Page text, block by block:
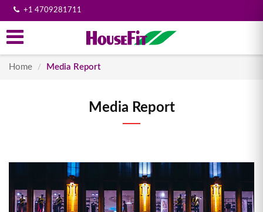
+1 4709281711
Home / Media Report
Media Report